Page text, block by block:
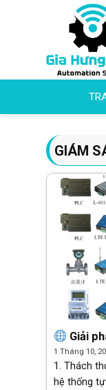
GIÁM
Giải
mạng
1 Tháng 10,
1. Thách
hệ thống